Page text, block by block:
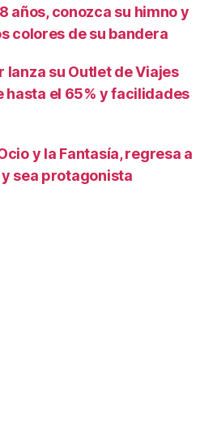
años, conozca su himno y
colores de su bandera
lanza su Outlet de Viajes
hasta el 65% y facilidades
y la Fantasía, regresa a
sea protagonista